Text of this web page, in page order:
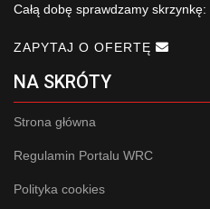
Całą dobę sprawdzamy skrzynkę:
ZAPYTAJ O OFERTĘ
NA SKRÓTY
Strona główna
Regulamin Portalu WRC
Polityka cookies